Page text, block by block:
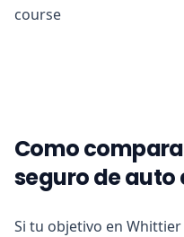
course
Como
seguro de auto
Si tu objetivo en